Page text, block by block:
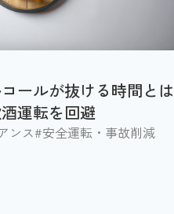
コールが抜ける時間とは
運転を回避
ンス#安全運転・事故削減